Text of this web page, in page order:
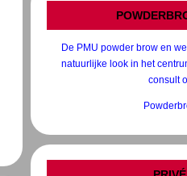
De PMU powder brow en
natuurlijke look in het
consult